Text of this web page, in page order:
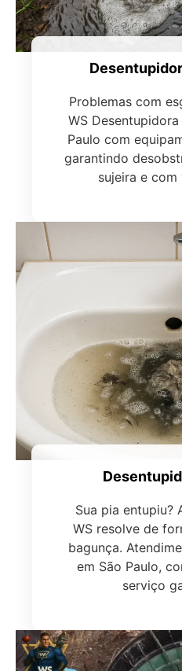
Problemas com
WS
Paulo com
garantindo
sujeira e
Sua pia entupiu?
WS resolve de
bagunça.
em São Paulo,
serviço